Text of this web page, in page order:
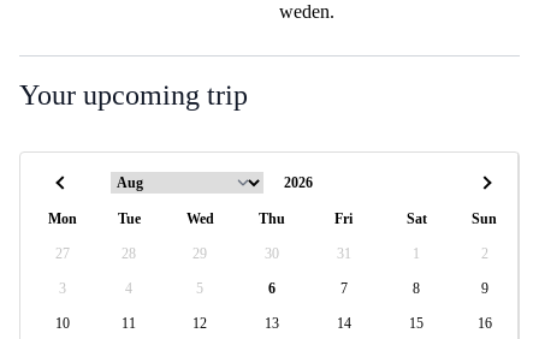
weden.
Your upcoming trip
Mon Tue Wed Thu Fri Sat Sun
27 28 29 30 31 1 2
3 4 5 6 7 8 9
10 11 12 13 14 15 16